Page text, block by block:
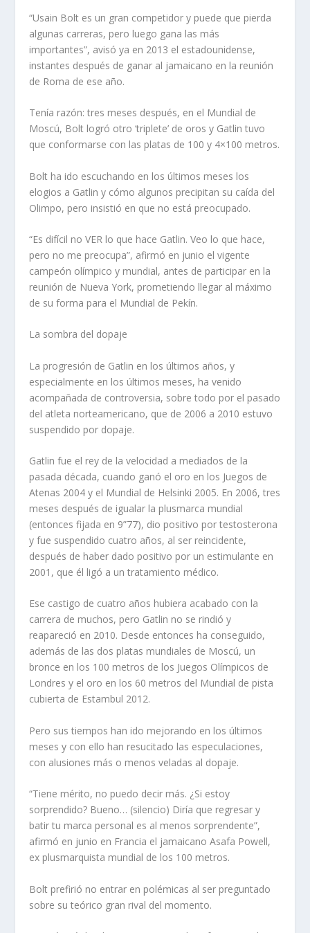
“Usain Bolt es un gran competidor y puede que pierda
algunas carreras, pero luego gana las más
importantes”, avisó ya en 2013 el estadounidense,
instantes después de ganar al jamaicano en la reunión
de Roma de ese año.
Tenía razón: tres meses después, en el Mundial de
Moscú, Bolt logró otro ‘triplete’ de oros y Gatlin tuvo
que conformarse con las platas de 100 y 4×100 metros.
Bolt ha ido escuchando en los últimos meses los
elogios a Gatlin y cómo algunos precipitan su caída del
Olimpo, pero insistió en que no está preocupado.
“Es difícil no VER lo que hace Gatlin. Veo lo que hace,
pero no me preocupa”, afirmó en junio el vigente
campeón olímpico y mundial, antes de participar en la
reunión de Nueva York, prometiendo llegar al máximo
de su forma para el Mundial de Pekín.
La sombra del dopaje
La progresión de Gatlin en los últimos años, y
especialmente en los últimos meses, ha venido
acompañada de controversia, sobre todo por el pasado
del atleta norteamericano, que de 2006 a 2010 estuvo
suspendido por dopaje.
Gatlin fue el rey de la velocidad a mediados de la
pasada década, cuando ganó el oro en los Juegos de
Atenas 2004 y el Mundial de Helsinki 2005. En 2006, tres
meses después de igualar la plusmarca mundial
(entonces fijada en 9”77), dio positivo por testosterona
y fue suspendido cuatro años, al ser reincidente,
después de haber dado positivo por un estimulante en
2001, que él ligó a un tratamiento médico.
Ese castigo de cuatro años hubiera acabado con la
carrera de muchos, pero Gatlin no se rindió y
reapareció en 2010. Desde entonces ha conseguido,
además de las dos platas mundiales de Moscú, un
bronce en los 100 metros de los Juegos Olímpicos de
Londres y el oro en los 60 metros del Mundial de pista
cubierta de Estambul 2012.
Pero sus tiempos han ido mejorando en los últimos
meses y con ello han resucitado las especulaciones,
con alusiones más o menos veladas al dopaje.
“Tiene mérito, no puedo decir más. ¿Si estoy
sorprendido? Bueno… (silencio) Diría que regresar y
batir tu marca personal es al menos sorprendente”,
afirmó en junio en Francia el jamaicano Asafa Powell,
ex plusmarquista mundial de los 100 metros.
Bolt prefirió no entrar en polémicas al ser preguntado
sobre su teórico gran rival del momento.